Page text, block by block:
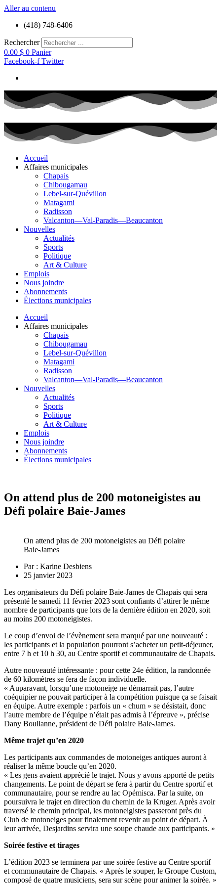
Aller au contenu
(418) 748-6406
Rechercher
0.00 $ 0 Panier
Facebook-f Twitter
Accueil
Affaires municipales
Chapais
Chibougamau
Lebel-sur-Quévillon
Matagami
Radisson
Valcanton—Val-Paradis—Beaucanton
Nouvelles
Actualités
Sports
Politique
Art & Culture
Emplois
Nous joindre
Abonnements
Élections municipales
Accueil
Affaires municipales
Chapais
Chibougamau
Lebel-sur-Quévillon
Matagami
Radisson
Valcanton—Val-Paradis—Beaucanton
Nouvelles
Actualités
Sports
Politique
Art & Culture
Emplois
Nous joindre
Abonnements
Élections municipales
On attend plus de 200 motoneigistes au
Défi polaire Baie-James
On attend plus de 200 motoneigistes au Défi polaire
Baie-James
Par : Karine Desbiens
25 janvier 2023
Les organisateurs du Défi polaire Baie-James de Chapais qui sera
présenté le samedi 11 février 2023 sont confiants d’attirer le même
nombre de participants que lors de la dernière édition en 2020, soit
au moins 200 motoneigistes.
Le coup d’envoi de l’évènement sera marqué par une nouveauté :
les participants et la population pourront s’acheter un petit-déjeuner,
entre 7 h et 10 h 30, au Centre sportif et communautaire de Chapais.
Autre nouveauté intéressante : pour cette 24e édition, la randonnée
de 60 kilomètres se fera de façon individuelle.
« Auparavant, lorsqu’une motoneige ne démarrait pas, l’autre
coéquipier ne pouvait participer à la compétition puisque ça se faisait
en équipe. Autre exemple : parfois un « chum » se désistait, donc
l’autre membre de l’équipe n’était pas admis à l’épreuve », précise
Dany Boulianne, président de Défi polaire Baie-James.
Même trajet qu’en 2020
Les participants aux commandes de motoneiges antiques auront à
réaliser la même boucle qu’en 2020.
« Les gens avaient apprécié le trajet. Nous y avons apporté de petits
changements. Le point de départ se fera à partir du Centre sportif et
communautaire, pour se rendre au lac Opémisca. Par la suite, on
poursuivra le trajet en direction du chemin de la Kruger. Après avoir
traversé le chemin principal, les motoneigistes passeront près du
Club de motoneiges pour finalement revenir au point de départ. À
leur arrivée, Desjardins servira une soupe chaude aux participants. »
Soirée festive et tirages
L’édition 2023 se terminera par une soirée festive au Centre sportif
et communautaire de Chapais. « Après le souper, le Groupe Custom,
composé de quatre musiciens, sera sur scène pour animer la soirée. »